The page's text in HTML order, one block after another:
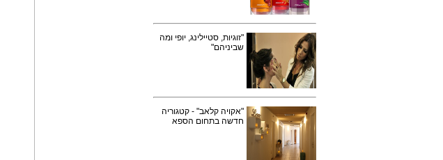
"זוגיות, סטיילינג, יופי ומה
שביניהם"
"אקויה קלאב" - קטגוריה
חדשה בתחום הספא